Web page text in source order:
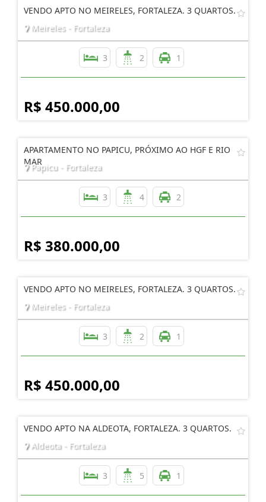
VENDO APTO NO MEIRELES, FORTALEZA. 3 QUARTOS.
Meireles - Fortaleza
3 2 1
R$ 450.000,00
APARTAMENTO NO PAPICU, PRÓXIMO AO HGF E RIO
MAR
Papicu - Fortaleza
3 4 2
R$ 380.000,00
VENDO APTO NO MEIRELES, FORTALEZA. 3 QUARTOS.
Meireles - Fortaleza
3 2 1
R$ 450.000,00
VENDO APTO NA ALDEOTA, FORTALEZA. 3 QUARTOS.
Aldeota - Fortaleza
3 5 1